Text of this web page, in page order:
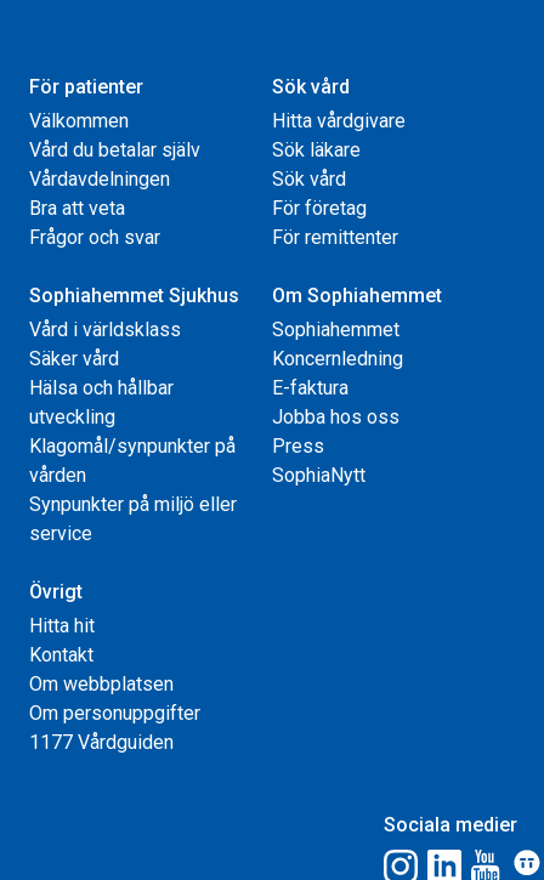
För patienter
Välkommen
Vård du betalar själv
Vårdavdelningen
Bra att veta
Frågor och svar
Sök vård
Hitta vårdgivare
Sök läkare
Sök vård
För företag
För remittenter
Sophiahemmet Sjukhus
Vård i världsklass
Säker vård
Hälsa och hållbar
utveckling
Klagomål/synpunkter på
vården
Synpunkter på miljö eller
service
Om Sophiahemmet
Sophiahemmet
Koncernledning
E-faktura
Jobba hos oss
Press
SophiaNytt
Övrigt
Hitta hit
Kontakt
Om webbplatsen
Om personuppgifter
1177 Vårdguiden
Sociala medier